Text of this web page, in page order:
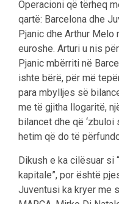
Operacioni që tërheq
qartë: Barcelona dhe
Pjanic dhe Arthur
euroshe. Arturi u nis
Pjanic mbërriti në
ishte bërë, për më
para mbylljes së
me të gjitha llogaritë,
bilancet dhe që ‘zbuloi
hetim që do të
Dikush e ka cilësuar si
kapitale”, por është
Juventusi ka kryer me